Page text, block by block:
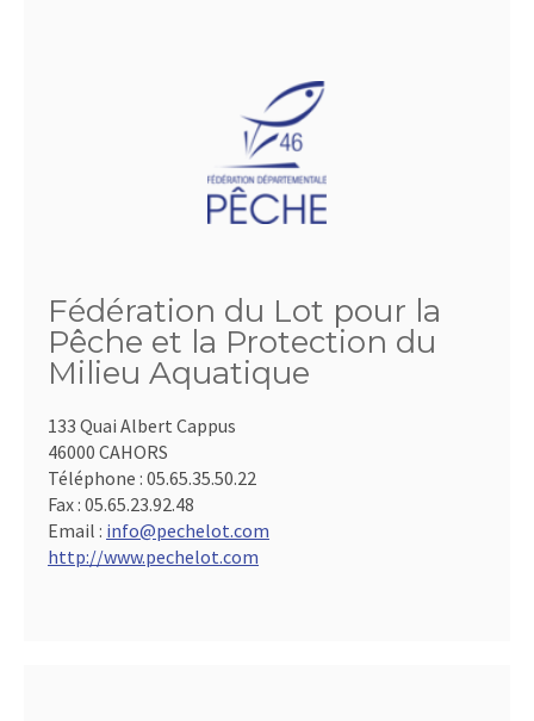
Fédération du Lot pour la
Pêche et la Protection du
Milieu Aquatique
133 Quai Albert Cappus
46000 CAHORS
Téléphone : 05.65.35.50.22
Fax : 05.65.23.92.48
Email : info@pechelot.com
http://www.pechelot.com